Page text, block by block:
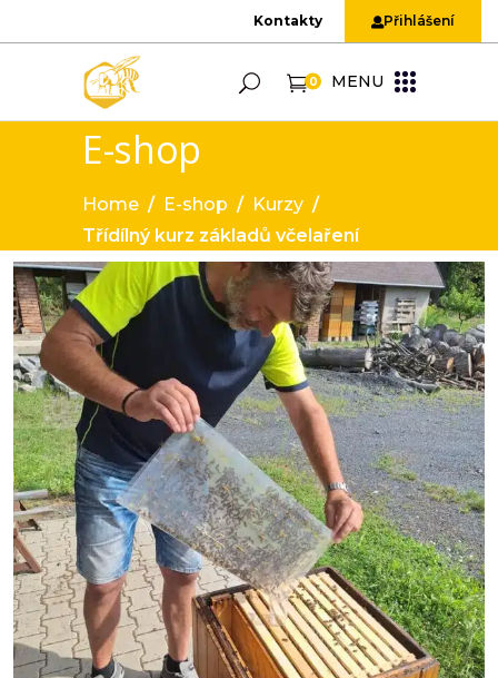
Kontakty Přihlášení
0 MENU
E-shop
Home / E-shop / Kurzy /
Třídílný kurz základů včelaření